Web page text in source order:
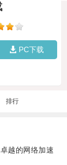
PC下载
排行
越的网络加速